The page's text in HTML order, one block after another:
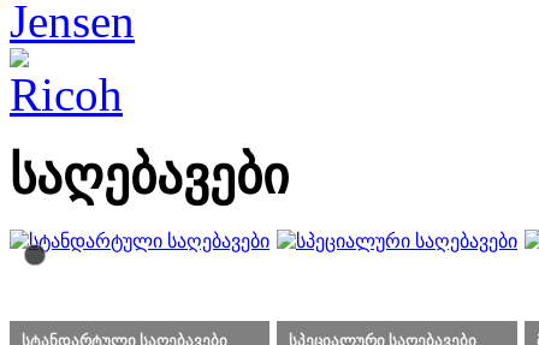
საღებავები
სტანდარტული საღებავები სპეციალური საღებავები